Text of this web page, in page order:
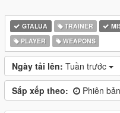
GTALUA TRAINER
PLAYER
WEAPONS
Ngày tải lên: Tuần trước
Sắp xếp theo: Phiên